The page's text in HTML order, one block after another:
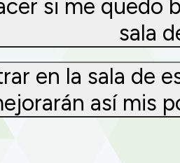
si me quedo
sala
en la sala de
así mis